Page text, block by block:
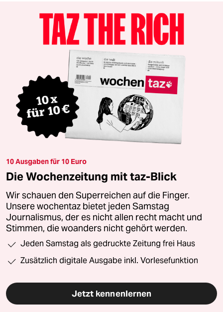
10 Ausgaben für 10 Euro
Die Wochenzeitung mit taz-Blick
Wir schauen den Superreichen auf die Finger.
Unsere wochentaz bietet jeden Samstag
Journalismus, der es nicht allen recht macht und
Stimmen, die woanders nicht gehört werden.
Jeden Samstag als gedruckte Zeitung frei Haus
Zusätzlich digitale Ausgabe inkl. Vorlesefunktion
Jetzt kennenlernen